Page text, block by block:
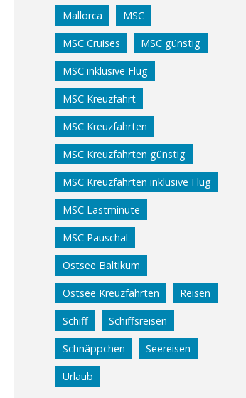
Mallorca MSC
MSC Cruises MSC günstig
MSC inklusive Flug
MSC Kreuzfahrt
MSC Kreuzfahrten
MSC Kreuzfahrten günstig
MSC Kreuzfahrten inklusive Flug
MSC Lastminute
MSC Pauschal
Ostsee Baltikum
Ostsee Kreuzfahrten Reisen
Schiff Schiffsreisen
Schnäppchen Seereisen
Urlaub